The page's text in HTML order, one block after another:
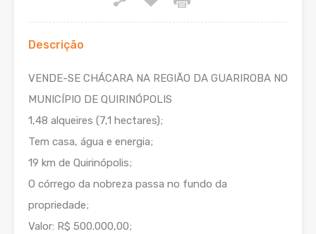
Descrição
VENDE-SE CHÁCARA NA REGIÃO DA GUARIROBA NO
MUNICÍPIO DE QUIRINÓPOLIS
1,48 alqueires (7,1 hectares);
Tem casa, água e energia;
19 km de Quirinópolis;
O córrego da nobreza passa no fundo da
propriedade;
Valor: R$ 500.000,00;